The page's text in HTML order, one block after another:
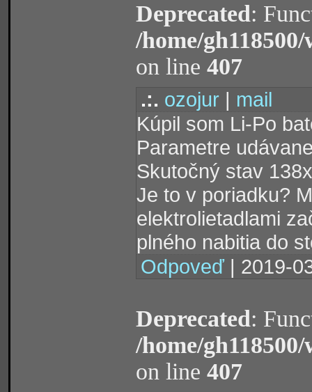
Deprecated:
/home/
on line 407
.:. ozojur | mail
Kúpil som Li-Po
Parametre
Skutočný stav
Je to v poriadku?
elektrolietadlami
plného nabitia do
Odpoveď | 2019-
Deprecated:
/home/
on line 407